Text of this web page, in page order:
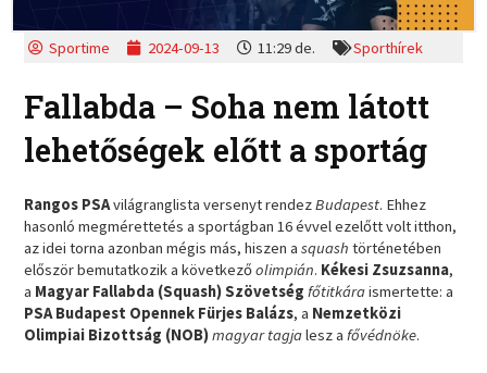
Sportime 2024-09-13 11:29 de. Sporthírek
Fallabda – Soha nem látott
lehetőségek előtt a sportág
Rangos PSAvilágranglista versenyt rendezBudapest. Ehhez
hasonló megmérettetés a sportágban 16 évvel ezelőtt volt itthon,
az idei torna azonban mégis más, hiszen asquash történetében
először bemutatkozik a következőolimpián. Kékesi Zsuzsanna,
a Magyar Fallabda (Squash) Szövetség főtitkáraismertette: a
PSA Budapest Opennek Fürjes Balázs, a Nemzetközi
Olimpiai Bizottság (NOB)magyar tagjalesz afővédnöke.